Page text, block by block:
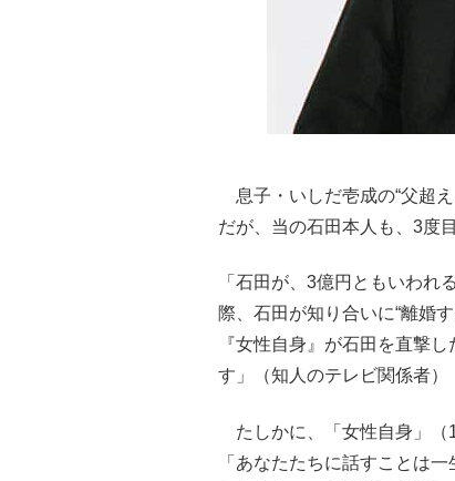
息子・いしだ壱成の“父超え
だが、当の石田本人も、3度
「石田が、3億円ともいわれ
際、石田が知り合いに“離婚
『女性自身』が石田を直撃
す」（知人のテレビ関係者）
たしかに、「女性自身」（
「あなたたちに話すことは